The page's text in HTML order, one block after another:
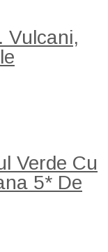
Vulcani,
Verde Cu
5* De